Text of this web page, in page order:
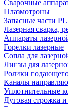
Сварочные
Плазмотроны
Запасные части
Лазерная сварка,
Аппараты
Горелки лазерные
Сопла для
Линзы для
Ролики подающего
Каналы
Уплотнительные
Дуговая строжка и